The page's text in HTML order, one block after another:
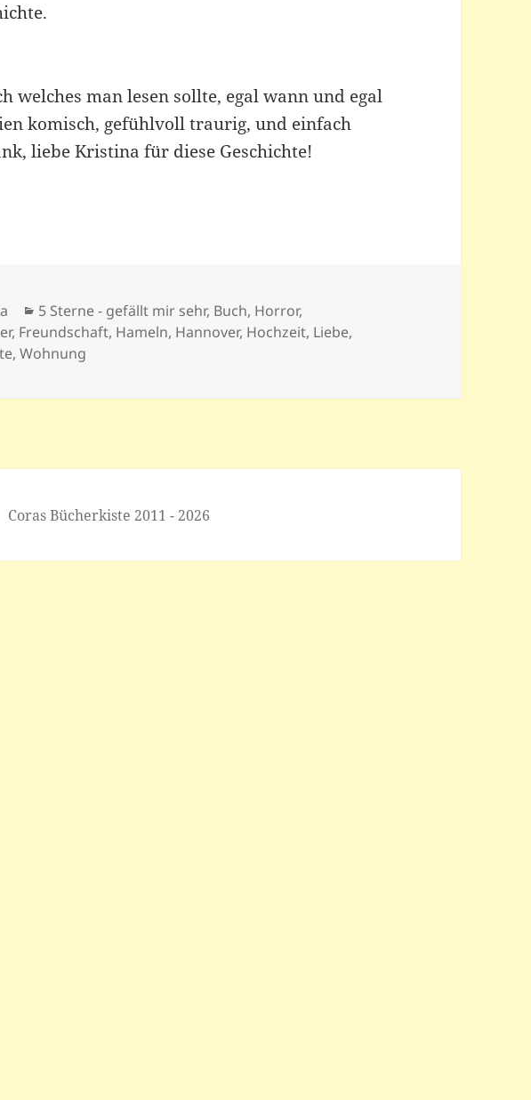
welches man lesen sollte, egal wann und egal
komisch, gefühlvoll traurig, und einfach
liebe Kristina für diese Geschichte!
Kategorien
5 Sterne - gefällt mir sehr, Buch, Horror,
, Freundschaft, Hameln, Hannover, Hochzeit, Liebe,
,Wohnung
Coras Bücherkiste 2011 - 2026